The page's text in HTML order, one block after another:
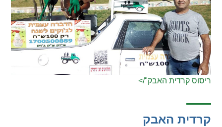
ריסוס קרדית האבק"/>
קרדית האבק